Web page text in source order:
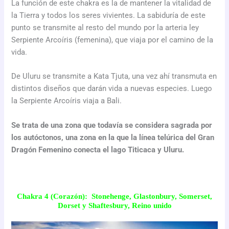
La función de este chakra es la de mantener la vitalidad de
la Tierra y todos los seres vivientes. La sabiduría de este
punto se transmite al resto del mundo por la arteria ley
Serpiente Arcoíris (femenina), que viaja por el camino de la
vida.
De Uluru se transmite a Kata Tjuta, una vez ahí transmuta en
distintos diseños que darán vida a nuevas especies. Luego
la Serpiente Arcoíris viaja a Bali.
Se trata de una zona que todavía se considera sagrada por
los autóctonos, una zona en la que la línea telúrica del Gran
Dragón Femenino conecta el lago Titicaca y Uluru.
Chakra 4 (Corazón): Stonehenge, Glastonbury, Somerset,
Dorset y Shaftesbury, Reino unido